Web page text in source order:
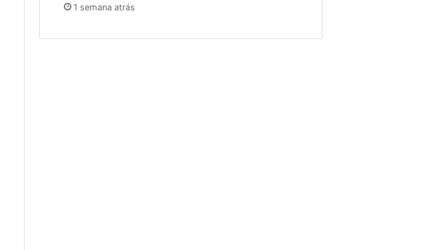
1 semana atrás